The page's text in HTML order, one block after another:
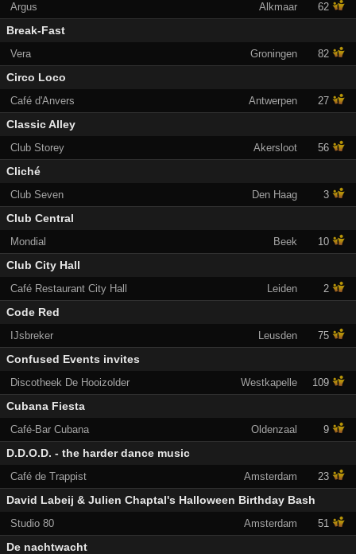
Argus Alkmaar 62
Break-Fast
Vera Groningen 82
Circo Loco
Café d'Anvers Antwerpen 27
Classic Alley
Club Storey Akersloot 56
Cliché
Club Seven Den Haag 3
Club Central
Mondial Beek 10
Club City Hall
Café Restaurant City Hall Leiden 2
Code Red
IJsbreker Leusden 75
Confused Events invites
Discotheek De Hooizolder Westkapelle 109
Cubana Fiesta
Café-Bar Cubana Oldenzaal 9
D.D.O.D. - the harder dance music
Café de Trappist Amsterdam 23
David Labeij & Julien Chaptal's Halloween Birthday Bash
Studio 80 Amsterdam 51
De nachtwacht